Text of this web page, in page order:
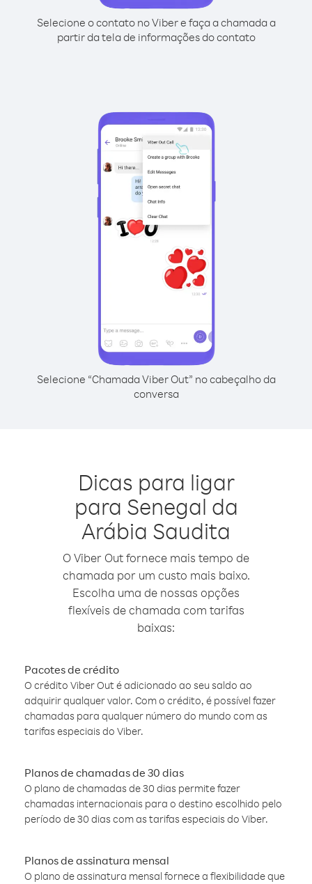
Selecione o contato no Viber e faça a chamada a
partir da tela de informações do contato
Selecione “Chamada Viber Out” no cabeçalho da
conversa
Dicas para ligar
para Senegal da
Arábia Saudita
O Viber Out fornece mais tempo de
chamada por um custo mais baixo.
Escolha uma de nossas opções
flexíveis de chamada com tarifas
baixas:
Pacotes de crédito
O crédito Viber Out é adicionado ao seu saldo ao
adquirir qualquer valor. Com o crédito, é possível fazer
chamadas para qualquer número do mundo com as
tarifas especiais do Viber.
Planos de chamadas de 30 dias
O plano de chamadas de 30 dias permite fazer
chamadas internacionais para o destino escolhido pelo
período de 30 dias com as tarifas especiais do Viber.
Planos de assinatura mensal
O plano de assinatura mensal fornece a flexibilidade que